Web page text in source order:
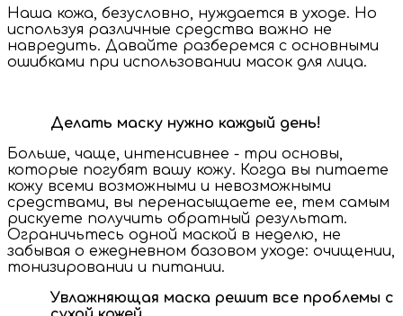
Наша кожа, безусловно, нуждается в уходе. Но
используя различные средства важно не
навредить. Давайте разберемся с основными
ошибками при использовании масок для лица.
Делать маску нужно каждый день!
Больше, чаще, интенсивнее - три основы,
которые погубят вашу кожу. Когда вы питаете
кожу всеми возможными и невозможными
средствами, вы перенасыщаете ее, тем самым
рискуете получить обратный результат.
Ограничьтесь одной маской в неделю, не
забывая о ежедневном базовом уходе: очищении,
тонизировании и питании.
Увлажняющая маска решит все проблемы с